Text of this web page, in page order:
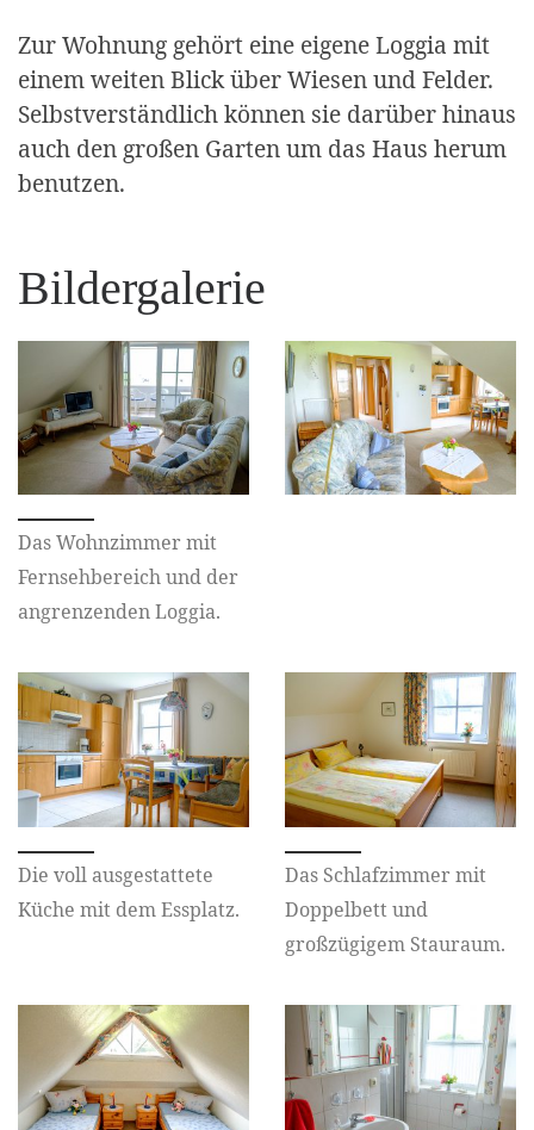
Zur Wohnung gehört eine eigene Loggia mit
einem weiten Blick über Wiesen und Felder.
Selbstverständlich können sie darüber hinaus
auch den großen Garten um das Haus herum
benutzen.
Bildergalerie
Das Wohnzimmer mit
Fernsehbereich und der
angrenzenden Loggia.
Die voll ausgestattete
Küche mit dem Essplatz.
Das Schlafzimmer mit
Doppelbett und
großzügigem Stauraum.